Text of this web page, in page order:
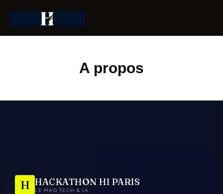
A propos
H HACKATHON HI PARIS
LE MAG TECH & IA